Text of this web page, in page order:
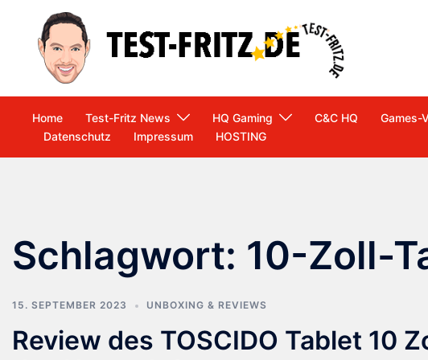
springen
Home Test-Fritz News HQ Gaming C&C HQ Games-
Datenschutz
Impressum HOSTING
Schlagwort: 10-Zoll-
15. SEPTEMBER 2023 UNBOXING & REVIEWS
Review des TOSCIDO Tablet 10